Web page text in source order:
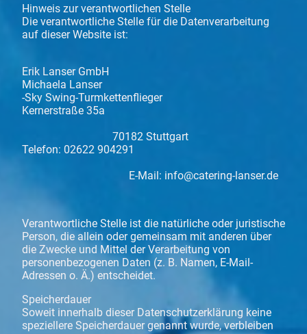
Hinweis zur verantwortlichen Stelle
Die verantwortliche Stelle für die Datenverarbeitung
auf dieser Website ist:
Erik Lanser GmbH
Michaela Lanser
-Sky Swing-Turmkettenflieger
Kernerstraße 35a
70182 Stuttgart
Telefon: 02622 904291
E-Mail: info@catering-lanser.de
Verantwortliche Stelle ist die natürliche oder juristische
Person, die allein oder gemeinsam mit anderen über
die Zwecke und Mittel der Verarbeitung von
personenbezogenen Daten (z. B. Namen, E-Mail-
Adressen o. Ä.) entscheidet.
Speicherdauer
Soweit innerhalb dieser Datenschutzerklärung keine
speziellere Speicherdauer genannt wurde, verbleiben